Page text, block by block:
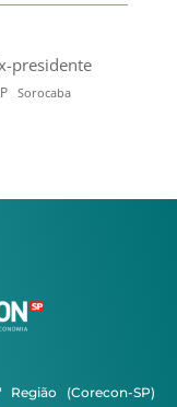
presidente
Sorocaba
(Corecon-SP)